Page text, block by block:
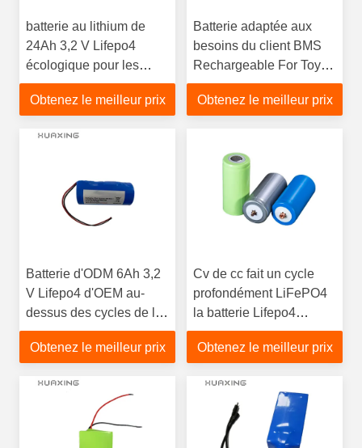
batterie au lithium de
24Ah 3,2 V Lifepo4
écologique pour les
lumières solaires de
lanterne
Obtenez le meilleur prix
Batterie adaptée aux
besoins du client BMS
Rechargeable For Toys
de 6Ah 12.8V Lifepo4
Obtenez le meilleur prix
Batterie d'ODM 6Ah 3,2
V Lifepo4 d'OEM au-
dessus des cycles de la
vie 3000times pour les
lumières solaires
Obtenez le meilleur prix
Cv de cc fait un cycle
profondément LiFePO4
la batterie Lifepo4
cylindrique des cellules
32700
Obtenez le meilleur prix